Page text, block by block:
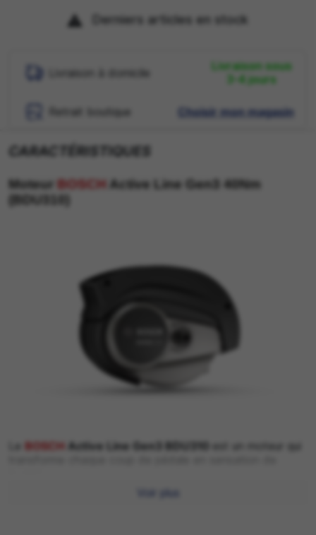
 Derniers articles en stock
Livraison à domicile
Livraison sous
3-4 jours
Retrait boutique Choisir mon magasin
CARACTÉRISTIQUES
Moteur BOSCH Active Line Gen3 40Nm
(BDU310)
BOSCH Active Line Gen3 BDU310
est un moteur qui
age urbain au quotidien
Voir plus